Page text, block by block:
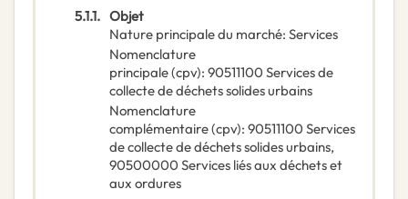
5.1.1. Objet
Nature principale du marché: Services
Nomenclature
principale(cpv): 90511100 Services de
collecte de déchets solides urbains
Nomenclature
complémentaire(cpv): 90511100 Services
de collecte de déchets solides urbains,
90500000 Services liés aux déchets et
aux ordures